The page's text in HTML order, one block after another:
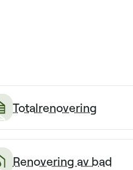
Totalrenovering
Renovering av bad